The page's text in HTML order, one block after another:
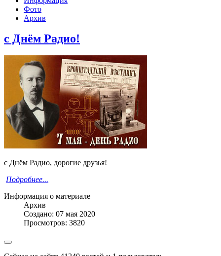
Фото
Архив
с Днём Радио!
с Днём Радио, дорогие друзья!
Подробнее...
Информация о материале
Архив
Создано: 07 мая 2020
Просмотров: 3820